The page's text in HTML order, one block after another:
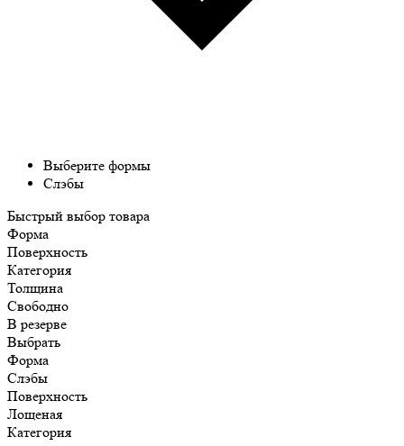
Выберите формы
Слэбы
Быстрый выбор товара
Форма
Поверхность
Категория
Толщина
Свободно
В резерве
Выбрать
Форма
Слэбы
Поверхность
Лощеная
Категория